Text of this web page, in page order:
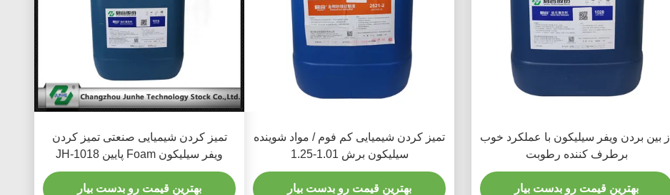
از بین بردن ویفر سیلیکون با عملکرد خوب
برطرف کننده رطوبت
بهترین قیمت رو بدست بیار
تمیز کردن شیمیایی کم فوم / مواد شوینده
سیلیکون برش 1.01-1.25
بهترین قیمت رو بدست بیار
تمیز کردن شیمیایی صنعتی تمیز کردن
ویفر سیلیکون Foam پایین JH-1018
بهترین قیمت رو بدست بیار